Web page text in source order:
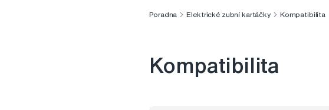
Poradna Elektrické zubní kartáčky Kompatibilita
Kompatibilita